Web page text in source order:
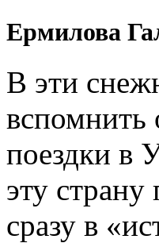
Ермилова
В эти
вспомнить
поездки в
эту
сразу в